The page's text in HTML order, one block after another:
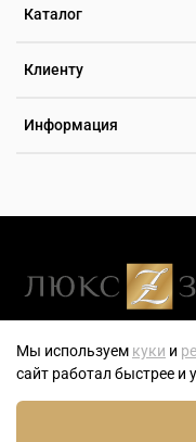
Каталог
Клиенту
Информация
Люксзон —
Тайм — эксклюзивного
Мы используем куки и
сайт работал быстрее и